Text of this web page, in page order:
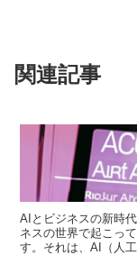
関連記事
AIとビジネスの新時
ネスの世界で起こっ
す。それは、AI（人